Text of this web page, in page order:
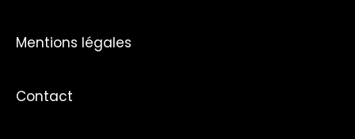
Mentions légales
Contact